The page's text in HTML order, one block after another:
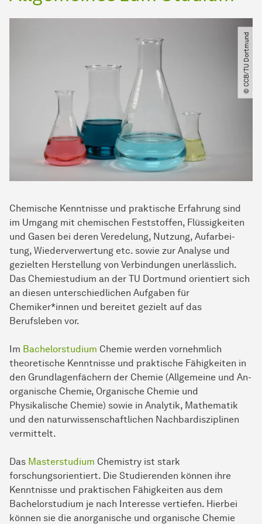
Che­mi­sche Kennt­nisse und prak­ti­sche Erfahrung sind
im Um­gang mit che­mi­schen Feststoffen, Flüs­sig­kei­ten
und Gasen bei deren Veredelung, Nutzung, Auf­ar­bei­
tung, Wiederverwertung etc. sowie zur Analyse und
gezielten Her­stel­lung von Ver­bin­dun­gen unerlässlich.
Das Chemiestudium an der TU Dort­mund orientiert sich
an diesen un­ter­schied­li­chen Aufgaben für
Chemiker*innen und bereitet gezielt auf das
Berufsleben vor.
© CCB​/​TU Dortmund
Im Ba­che­lor­stu­di­um Chemie wer­den vornehmlich
theoretische Kennt­nisse und prak­ti­sche Fähigkeiten in
den Grundlagenfächern der Chemie (Allgemeine und An­
or­ga­ni­sche Chemie, Organische Chemie und
Physikalische Chemie) sowie in Ana­ly­tik, Ma­the­ma­tik
und den naturwis­sen­schaft­li­chen Nachbardisziplinen
vermittelt.
Das Masterstudium Chemistry ist stark
forschungsorientiert. Die Studierenden können ihre
Kenntnisse und praktischen Fähigkeiten aus dem
Bachelorstudium je nach Interesse vertiefen. Hierbei
können sie die anorganische und organische Chemie